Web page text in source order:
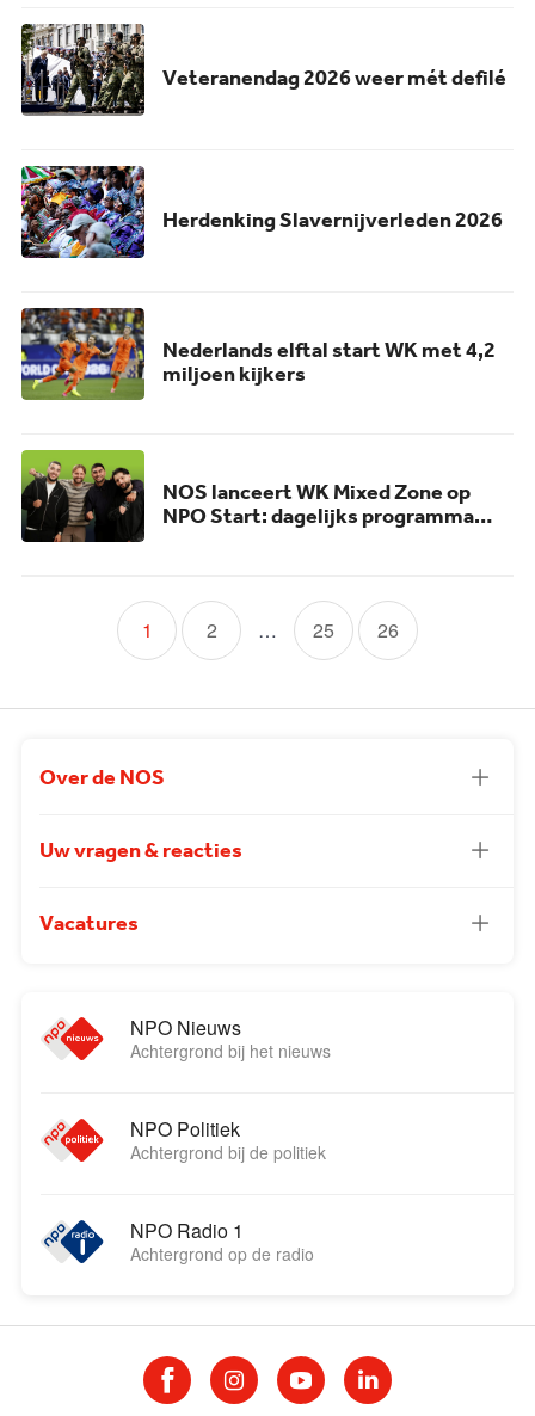
Veteranendag 2026 weer mét defilé
Herdenking Slavernijverleden 2026
Nederlands elftal start WK met 4,2
miljoen kijkers
NOS lanceert WK Mixed Zone op
NPO Start: dagelijks programma
Pagina
1 Pagina
2 … Pagina
25 Pagina
26
Over de NOS
Uw vragen & reacties
Vacatures
NPO Nieuws
Achtergrond bij het nieuws
NPO Politiek
Achtergrond bij de politiek
NPO Radio 1
Achtergrond op de radio